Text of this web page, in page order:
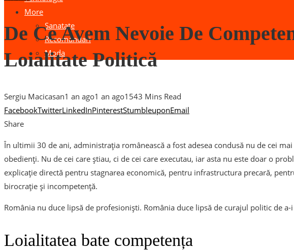
More
Sanatate
Recomandari
Moda
De Ce Avem Nevoie De
Loialitate Politică
Sergiu Macicasan1 an ago1 an ago1543 Mins Read
FacebookTwitterLinkedInPinterestStumbleuponEmail
Share
În ultimii 30 de ani, administrația românească a fost adesea condusă nu de cei
obedienți. Nu de cei care știau, ci de cei care executau, iar asta nu este doar o
explicație directă pentru stagnarea economică, pentru infrastructura precară,
birocrație și incompetență.
România nu duce lipsă de profesioniști. România duce lipsă de curajul politic de
Loialitatea bate competența